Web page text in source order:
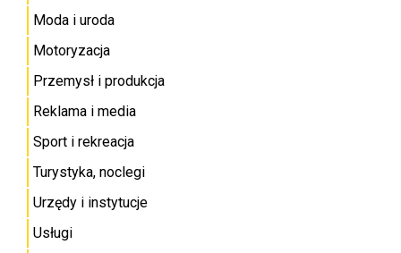
Moda i uroda
Motoryzacja
Przemysł i produkcja
Reklama i media
Sport i rekreacja
Turystyka, noclegi
Urzędy i instytucje
Usługi